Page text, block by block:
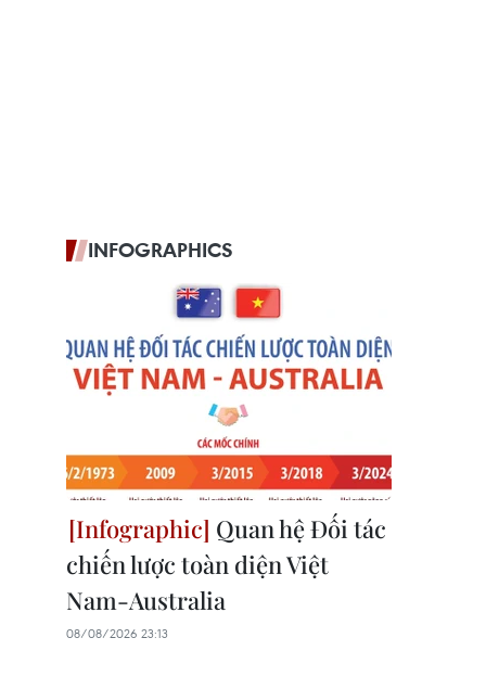
INFOGRAPHICS
Quan hệ Đối tác
chiến lược toàn diện Việt
Nam-Australia
08/08/2026 23:13